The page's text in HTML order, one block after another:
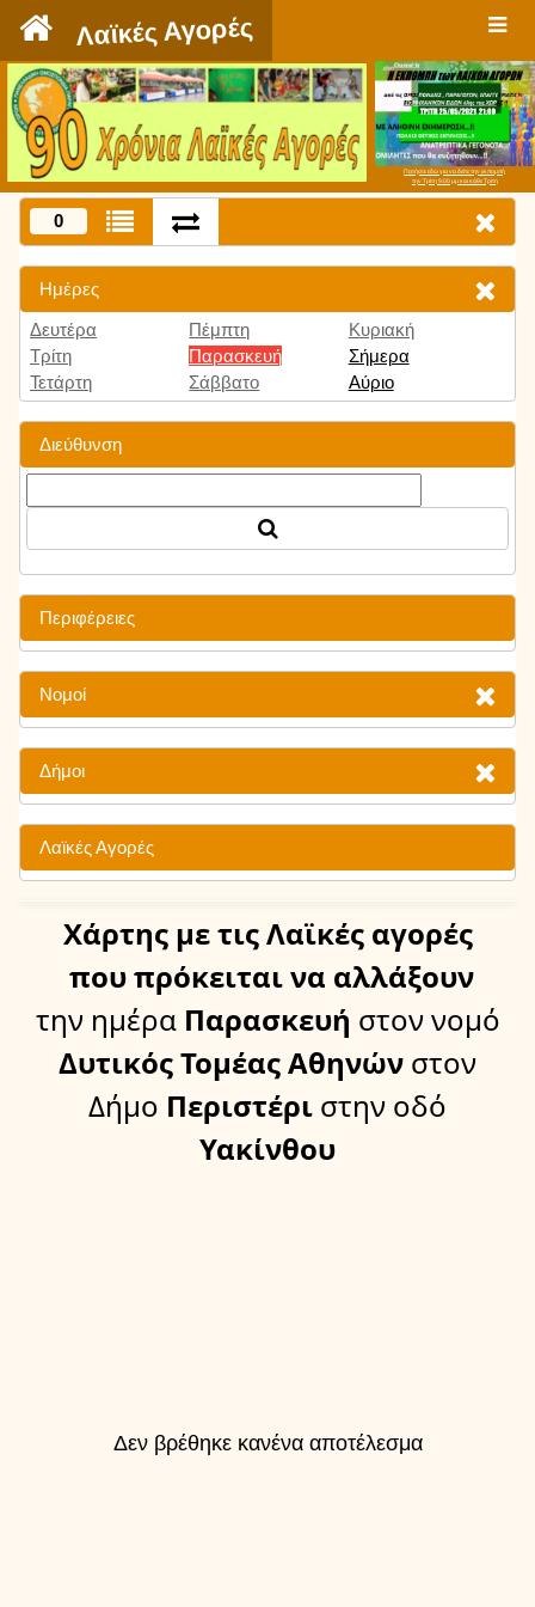
Λαϊκές Αγορές
Πατήστε εδώ για να δείτε την εκπομπή
την Τρίτη 9:00 μμ και κάθε Τρίτη
0
Ημέρες
Δευτέρα
Τρίτη
Τετάρτη
Πέμπτη
Παρασκευή
Σάββατο
Κυριακή
Σήμερα
Αύριο
Διεύθυνση
Περιφέρειες
Νομοί
Δήμοι
Λαϊκές Αγορές
Χάρτης με τις Λαϊκές αγορές
που πρόκειται να αλλάξουν
την ημέραΠαρασκευή στον νομό
Δυτικός Τομέας Αθηνών στον
Δήμο Περιστέρι στην οδό
Υακίνθου
Δεν βρέθηκε κανένα αποτέλεσμα